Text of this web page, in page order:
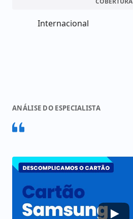
Internacional
ANÁLISE DO ESPECIALISTA